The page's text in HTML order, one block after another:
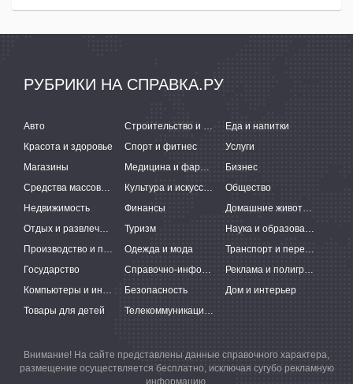
РУБРИКИ НА СПРАВКА.РУ
Авто Строительство и ремонт
Еда и напитки
Красота и здоровье
Спорт и фитнес
Услуги
Магазины
Медицина и фармацевтика
Бизнес
Средства массовой информации
Культура и искусство
Общество
Недвижимость
Финансы
Домашние животные
Отдых и развлечения
Туризм
Наука и образование
Производство и поставки
Одежда и мода
Транспорт и перевозки
Государство
Справочно-информационные системы
Реклама и полиграфия
Компьютеры и интернет
Безопасность
Дом и интерьер
Товары для детей
Телекоммуникации и связь
Внимание! На сайте представлены данные справочного характера,
размещение осуществляется бесплатно, исключая сугубо рекламную
информацию.